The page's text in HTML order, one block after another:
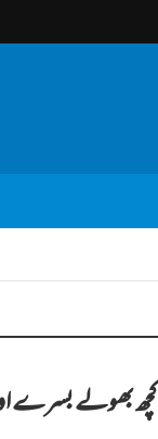
بھولے بسرے